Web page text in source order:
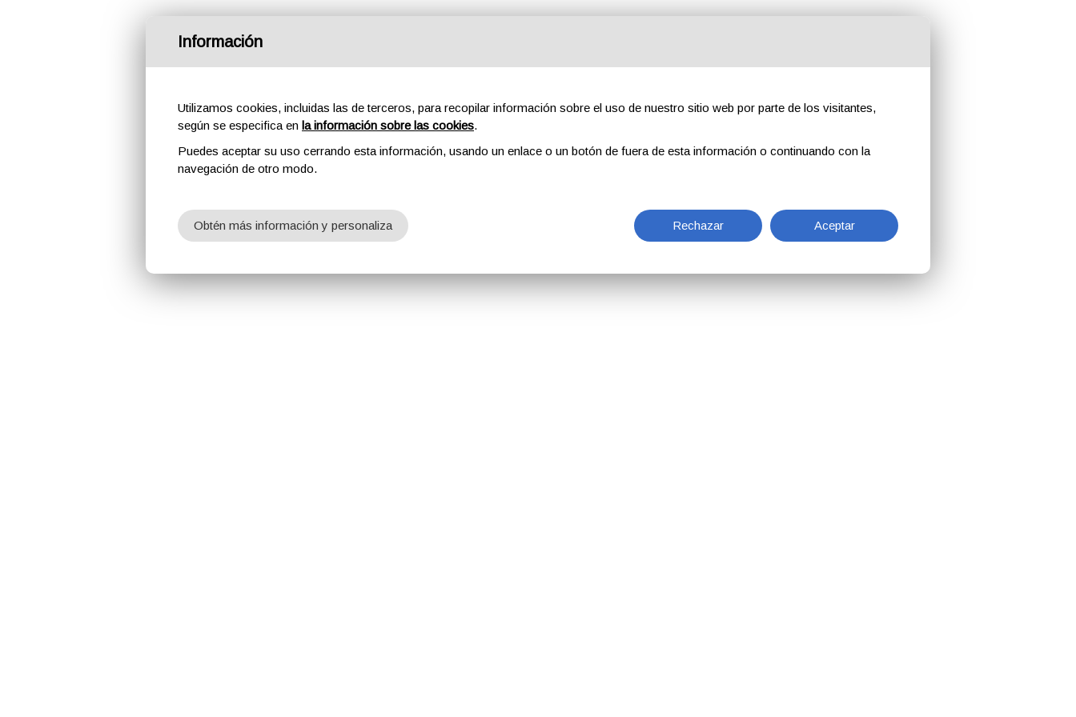
Información
Utilizamos cookies, incluidas las de terceros, para recopilar información sobre el uso de nuestro sitio web por parte de los visitantes,
según se especifica en la información sobre las cookies.
Puedes aceptar su uso cerrando esta información, usando un enlace o un botón de fuera de esta información o continuando con la
navegación de otro modo.
Rechazar Aceptar
Obtén más información y personaliza